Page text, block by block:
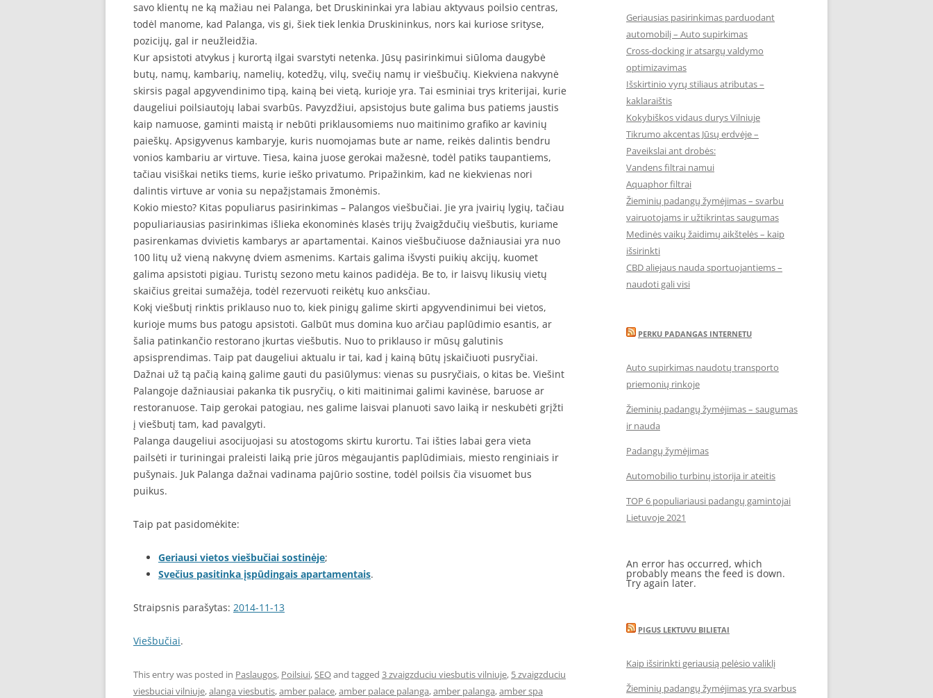
savo klientų ne ką mažiau nei Palanga, bet Druskininkai yra labiau aktyvaus poilsio centras,
todėl manome, kad Palanga, vis gi, šiek tiek lenkia Druskininkus, nors kai kuriose srityse,
pozicijų, gal ir neužleidžia.
Kur apsistoti atvykus į kurortą ilgai svarstyti netenka. Jūsų pasirinkimui siūloma daugybė
butų, namų, kambarių, namelių, kotedžų, vilų, svečių namų ir viešbučių. Kiekviena nakvynė
skirsis pagal apgyvendinimo tipą, kainą bei vietą, kurioje yra. Tai esminiai trys kriterijai, kurie
daugeliui poilsiautojų labai svarbūs. Pavyzdžiui, apsistojus bute galima bus patiems jaustis
kaip namuose, gaminti maistą ir nebūti priklausomiems nuo maitinimo grafiko ar kavinių
paieškų. Apsigyvenus kambaryje, kuris nuomojamas bute ar name, reikės dalintis bendru
vonios kambariu ar virtuve. Tiesa, kaina juose gerokai mažesnė, todėl patiks taupantiems,
tačiau visiškai netiks tiems, kurie ieško privatumo. Pripažinkim, kad ne kiekvienas nori
dalintis virtuve ar vonia su nepažįstamais žmonėmis.
Kokio miesto? Kitas populiarus pasirinkimas – Palangos viešbučiai. Jie yra įvairių lygių, tačiau
populiariausias pasirinkimas išlieka ekonominės klasės trijų žvaigždučių viešbutis, kuriame
pasirenkamas dvivietis kambarys ar apartamentai. Kainos viešbučiuose dažniausiai yra nuo
100 litų už vieną nakvynę dviem asmenims. Kartais galima išvysti puikių akcijų, kuomet
galima apsistoti pigiau. Turistų sezono metu kainos padidėja. Be to, ir laisvų likusių vietų
skaičius greitai sumažėja, todėl rezervuoti reikėtų kuo anksčiau.
Kokį viešbutį rinktis priklauso nuo to, kiek pinigų galime skirti apgyvendinimui bei vietos,
kurioje mums bus patogu apsistoti. Galbūt mus domina kuo arčiau paplūdimio esantis, ar
šalia patinkančio restorano įkurtas viešbutis. Nuo to priklauso ir mūsų galutinis
apsisprendimas. Taip pat daugeliui aktualu ir tai, kad į kainą būtų įskaičiuoti pusryčiai.
Dažnai už tą pačią kainą galime gauti du pasiūlymus: vienas su pusryčiais, o kitas be. Viešint
Palangoje dažniausiai pakanka tik pusryčių, o kiti maitinimai galimi kavinėse, baruose ar
restoranuose. Taip gerokai patogiau, nes galime laisvai planuoti savo laiką ir neskubėti grįžti
į viešbutį tam, kad pavalgyti.
Palanga daugeliui asocijuojasi su atostogoms skirtu kurortu. Tai išties labai gera vieta
pailsėti ir turiningai praleisti laiką prie jūros mėgaujantis paplūdimiais, miesto renginiais ir
pušynais. Juk Palanga dažnai vadinama pajūrio sostine, todėl poilsis čia visuomet bus
puikus.
Taip pat pasidomėkite:
Geriausi vietos viešbučiai sostinėje;
Svečius pasitinka įspūdingais apartamentais.
Straipsnis parašytas: 2014-11-13
Viešbučiai.
This entry was posted in Paslaugos, Poilsiui,SEOand tagged 3 zvaigzduciu viesbutis vilniuje, 5 zvaigzduciu
viesbuciai vilniuje,alanga viesbutis,amber palace,amber palace palanga,amber palanga,amber spa
Geriausias pasirinkimas parduodant
automobilį – Auto supirkimas
Cross-docking ir atsargų valdymo
optimizavimas
Išskirtinio vyrų stiliaus atributas –
kaklaraištis
Kokybiškos vidaus durys Vilniuje
Tikrumo akcentas Jūsų erdvėje –
Paveikslai ant drobės:
Vandens filtrai namui
Aquaphor filtrai
Žieminių padangų žymėjimas – svarbu
vairuotojams ir užtikrintas saugumas
Medinės vaikų žaidimų aikštelės – kaip
išsirinkti
CBD aliejaus nauda sportuojantiems –
naudoti gali visi
PERKU PADANGAS INTERNETU
Auto supirkimas naudotų transporto
priemonių rinkoje
Žieminių padangų žymėjimas – saugumas
ir nauda
Padangų žymėjimas
Automobilio turbinų istorija ir ateitis
TOP 6 populiariausi padangų gamintojai
Lietuvoje 2021
An error has occurred, which
probably means the feed is down.
Try again later.
PIGUS LEKTUVU BILIETAI
Kaip išsirinkti geriausią pelėsio valiklį
Žieminių padangų žymėjimas yra svarbus